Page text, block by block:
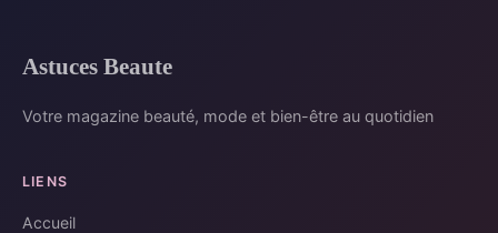
Astuces Beaute
Votre magazine beauté, mode et bien-être au quotidien
LIENS
Accueil